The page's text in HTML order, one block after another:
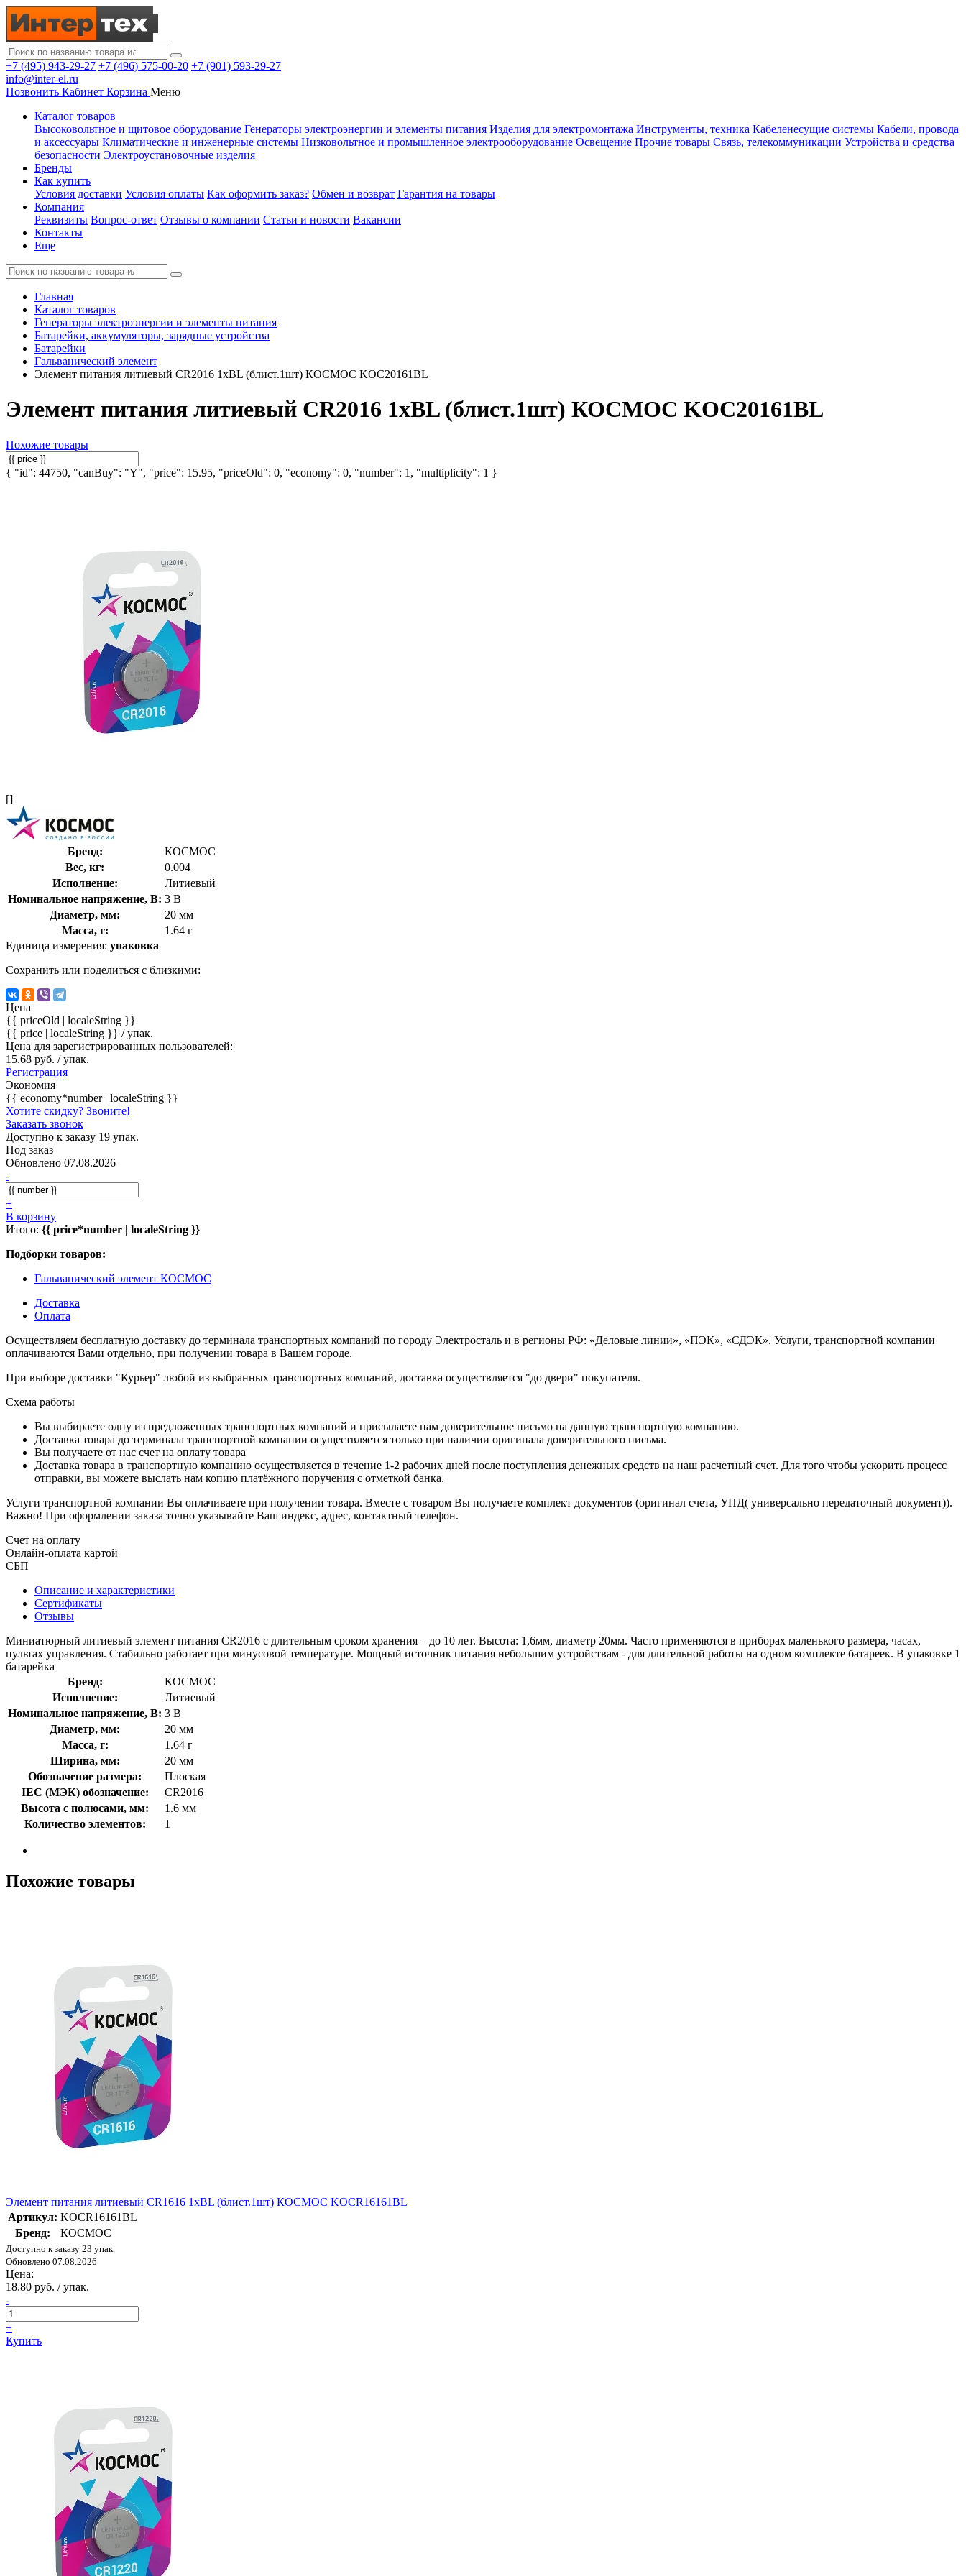
+7 (495) 943-29-27 +7 (496) 575-00-20 +7 (901) 593-29-27
info@inter-el.ru
Позвонить Кабинет Корзина Меню
Каталог товаров
Высоковольтное и щитовое оборудование Генераторы электроэнергии и элементы питания Изделия для электромонтажа Инструменты, техника Кабеленесущие системы Кабели, провода
и аксессуары Климатические и инженерные системы Низковольтное и промышленное электрооборудование Освещение Прочие товары Связь, телекоммуникации Устройства и средства
безопасности Электроустановочные изделия
Бренды
Как купить
Условия доставки Условия оплаты Как оформить заказ? Обмен и возврат Гарантия на товары
Компания
Реквизиты Вопрос-ответ Отзывы о компании Статьи и новости Вакансии
Контакты
Еще
Главная
Каталог товаров
Генераторы электроэнергии и элементы питания
Батарейки, аккумуляторы, зарядные устройства
Батарейки
Гальванический элемент
Элемент питания литиевый CR2016 1хBL (блист.1шт) КОСМОС KOC20161BL
Элемент питания литиевый CR2016 1хBL (блист.1шт) КОСМОС KOC20161BL
Похожие товары
{ "id": 44750, "canBuy": "Y", "price": 15.95, "priceOld": 0, "economy": 0, "number": 1, "multiplicity": 1 }
[]
Бренд:
КОСМОС
Вес, кг:
0.004
Исполнение:
Литиевый
Номинальное напряжение, В: 3 В
Диаметр, мм:
20 мм
Масса, г:
1.64 г
Единица измерения: упаковка
Сохранить или поделиться с близкими:
Цена
{{ priceOld | localeString }}
{{ price | localeString }} / упак.
Цена для зарегистрированных пользователей:
15.68 руб. / упак.
Регистрация
Экономия
{{ economy*number | localeString }}
Хотите скидку? Звоните!
Заказать звонок
Доступно к заказу 19 упак.
Под заказ
Обновлено 07.08.2026
-
+
В корзину
Итого: {{ price*number | localeString }}
Подборки товаров:
Гальванический элемент КОСМОС
Доставка
Оплата
Осуществляем бесплатную доставку до терминала транспортных компаний по городу Электросталь и в регионы РФ: «Деловые линии», «ПЭК», «СДЭК». Услуги, транспортной компании
оплачиваются Вами отдельно, при получении товара в Вашем городе.
При выборе доставки "Курьер" любой из выбранных транспортных компаний, доставка осуществляется "до двери" покупателя.
Схема работы
Вы выбираете одну из предложенных транспортных компаний и присылаете нам доверительное письмо на данную транспортную компанию.
Доставка товара до терминала транспортной компании осуществляется только при наличии оригинала доверительного письма.
Вы получаете от нас счет на оплату товара
Доставка товара в транспортную компанию осуществляется в течение 1-2 рабочих дней после поступления денежных средств на наш расчетный счет. Для того чтобы ускорить процесс
отправки, вы можете выслать нам копию платёжного поручения с отметкой банка.
Услуги транспортной компании Вы оплачиваете при получении товара. Вместе с товаром Вы получаете комплект документов (оригинал счета, УПД( универсально передаточный документ)).
Важно! При оформлении заказа точно указывайте Ваш индекс, адрес, контактный телефон.
Счет на оплату
Онлайн-оплата картой
СБП
Описание и характеристики
Сертификаты
Отзывы
Миниатюрный литиевый элемент питания СR2016 с длительным сроком хранения – до 10 лет. Высота: 1,6мм, диаметр 20мм. Часто применяются в приборах маленького размера, часах,
пультах управления. Стабильно работает при минусовой температуре. Мощный источник питания небольшим устройствам - для длительной работы на одном комплекте батареек. В упаковке 1
батарейка
Бренд:
КОСМОС
Исполнение:
Литиевый
Номинальное напряжение, В: 3 В
Диаметр, мм:
20 мм
Масса, г:
1.64 г
Ширина, мм:
20 мм
Обозначение размера:
Плоская
IEC (МЭК) обозначение:
CR2016
Высота с полюсами, мм:
1.6 мм
Количество элементов:
1
Похожие товары
Элемент питания литиевый CR1616 1хBL (блист.1шт) КОСМОС KOCR16161BL
Артикул: KOCR16161BL
Бренд:
КОСМОС
Доступно к заказу 23 упак.
Обновлено 07.08.2026
Цена:
18.80 руб. / упак.
-
+
Купить